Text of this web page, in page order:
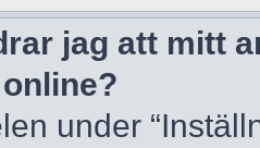
jag att mitt
under